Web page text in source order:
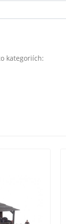
kategoriích: